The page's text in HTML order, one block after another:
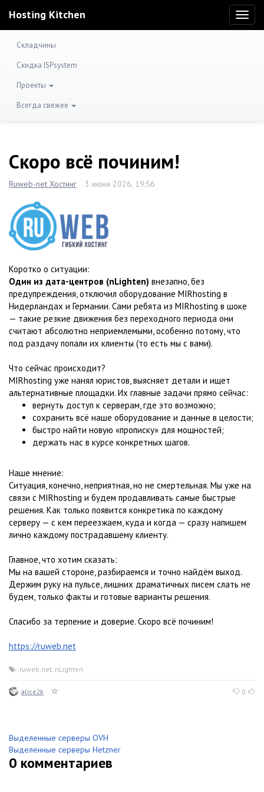
Hosting Kitchen
Складчины
Скидка ISPsystem
Проекты
Всегда свежее
Скоро всё починим!
Ruweb-net Хостинг 3 июня 2026, 19:56
Коротко о ситуации:
Один из дата-центров (nLighten) внезапно, без
предупреждения, отключил оборудование MIRhosting в
Нидерландах и Германии. Сами ребята из MIRhosting в шоке
— такие резкие движения без переходного периода они
считают абсолютно неприемлемыми, особенно потому, что
под раздачу попали их клиенты (то есть мы с вами).
Что сейчас происходит?
MIRhosting уже нанял юристов, выясняет детали и ищет
альтернативные площадки. Их главные задачи прямо сейчас:
вернуть доступ к серверам, где это возможно;
сохранить всё наше оборудование и данные в целости;
быстро найти новую «прописку» для мощностей;
держать нас в курсе конкретных шагов.
Наше мнение:
Ситуация, конечно, неприятная, но не смертельная. Мы уже на
связи с MIRhosting и будем продавливать самые быстрые
решения. Как только появится конкретика по каждому
серверу — с кем переезжаем, куда и когда — сразу напишем
лично каждому пострадавшему клиенту.
Главное, что хотим сказать:
Мы на вашей стороне, разбираемся и точно найдём выход.
Держим руку на пульсе, лишних драматичных писем слать не
будем, только факты и готовые варианты решения.
Спасибо за терпение и доверие. Скоро всё починим!
https://ruweb.net
ruweb.net, nLighten
alice2k 0
Выделенные серверы OVH
Выделенные серверы Hetzner
0 комментариев